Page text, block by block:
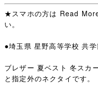
★スマホの方は Read
い。
●埼玉県 星野高等学校 共
ブレザー 夏ベスト 冬スカ
と指定外のネクタイです。